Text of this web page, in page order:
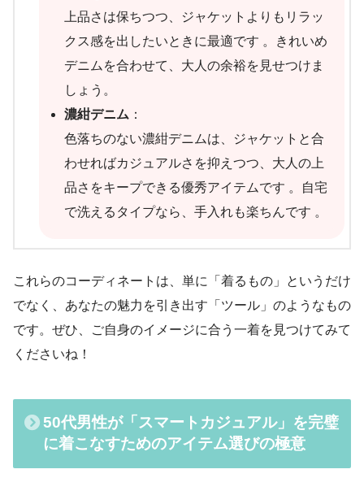
上品さは保ちつつ、ジャケットよりもリラッ
クス感を出したいときに最適です 。きれいめ
デニムを合わせて、大人の余裕を見せつけま
しょう。
濃紺デニム ：
色落ちのない濃紺デニムは、ジャケットと合
わせればカジュアルさを抑えつつ、大人の上
品さをキープできる優秀アイテムです 。自宅
で洗えるタイプなら、手入れも楽ちんです 。
これらのコーディネートは、単に「着るもの」というだけ
でなく、あなたの魅力を引き出す「ツール」のようなもの
です。ぜひ、ご自身のイメージに合う一着を見つけてみて
くださいね！
50代男性が「スマートカジュアル」を完璧
に着こなすためのアイテム選びの極意